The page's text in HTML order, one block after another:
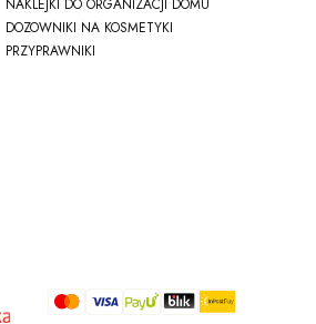
NAKLEJKI DO ORGANIZACJI DOMU
DOZOWNIKI NA KOSMETYKI
PRZYPRAWNIKI